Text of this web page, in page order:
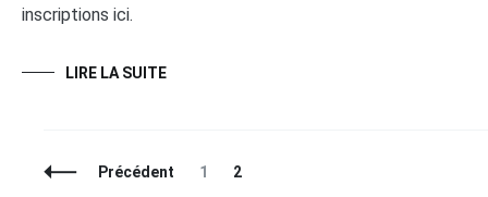
inscriptions ici.
LIRE LA SUITE
NavigationPrécédent Page
1 Page
2